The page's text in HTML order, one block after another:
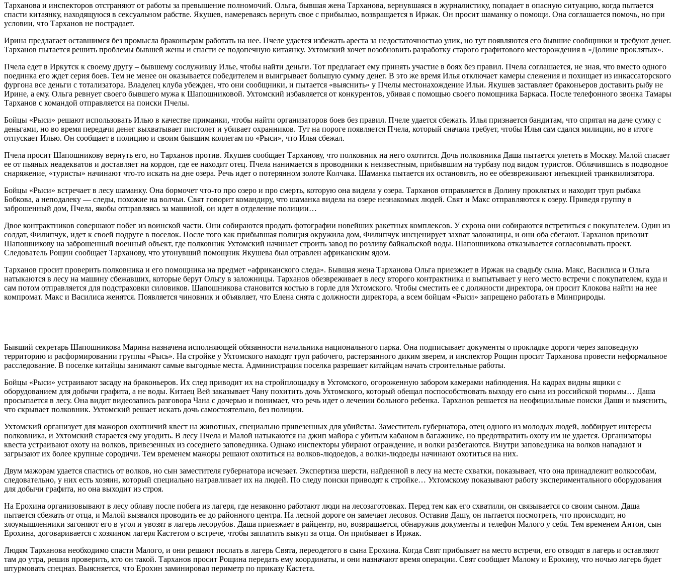
Тарханова и инспекторов отстраняют от работы за превышение полномочий. Ольга, бывшая жена Тарханова, вернувшаяся в журналистику, попадает в опасную ситуацию, когда пытается
спасти китаянку, находящуюся в сексуальном рабстве. Якушев, намереваясь вернуть свое с прибылью, возвращается в Иржак. Он просит шаманку о помощи. Она соглашается помочь, но при
условии, что Тарханов не пострадает.
Ирина предлагает оставшимся без промысла браконьерам работать на нее. Пчеле удается избежать ареста за недостаточностью улик, но тут появляются его бывшие сообщники и требуют денег.
Тарханов пытается решить проблемы бывшей жены и спасти ее подопечную китаянку. Ухтомский хочет возобновить разработку старого графитового месторождения в «Долине проклятых».
Пчела едет в Иркутск к своему другу – бывшему сослуживцу Илье, чтобы найти деньги. Тот предлагает ему принять участие в боях без правил. Пчела соглашается, не зная, что вместо одного
поединка его ждет серия боев. Тем не менее он оказывается победителем и выигрывает большую сумму денег. В это же время Илья отключает камеры слежения и похищает из инкассаторского
фургона все деньги с тотализатора. Владелец клуба убежден, что они сообщники, и пытается «выяснить» у Пчелы местонахождение Ильи. Якушев заставляет браконьеров доставить рыбу не
Ирине, а ему. Ольга ревнует своего бывшего мужа к Шапошниковой. Ухтомский избавляется от конкурентов, убивая с помощью своего помощника Баркаса. После телефонного звонка Тамары
Тарханов с командой отправляется на поиски Пчелы.
Бойцы «Рыси» решают использовать Илью в качестве приманки, чтобы найти организаторов боев без правил. Пчеле удается сбежать. Илья признается бандитам, что спрятал на даче сумку с
деньгами, но во время передачи денег выхватывает пистолет и убивает охранников. Тут на пороге появляется Пчела, который сначала требует, чтобы Илья сам сдался милиции, но в итоге
отпускает Илью. Он сообщает в полицию и своим бывшим коллегам по «Рыси», что Илья сбежал.
Пчела просит Шапошникову вернуть его, но Тарханов против. Якушев сообщает Тарханову, что полковник на него охотится. Дочь полковника Даша пытается улететь в Москву. Малой спасает
ее от пьяных неадекватов и доставляет на кордон, где ее находит отец. Пчела нанимается в проводники к неизвестным, прибывшим на турбазу под видом туристов. Облачившись в подводное
снаряжение, «туристы» начинают что-то искать на дне озера. Речь идет о потерянном золоте Колчака. Шаманка пытается их остановить, но ее обезвреживают инъекцией транквилизатора.
Бойцы «Рыси» встречает в лесу шаманку. Она бормочет что-то про озеро и про смерть, которую она видела у озера. Тарханов отправляется в Долину проклятых и находит труп рыбака
Бобкова, а неподалеку — следы, похожие на волчьи. Свят говорит командиру, что шаманка видела на озере незнакомых людей. Свят и Макс отправляются к озеру. Приведя группу в
заброшенный дом, Пчела, якобы отправляясь за машиной, он идет в отделение полиции…
Двое контрактников совершают побег из воинской части. Они собираются продать фотографии новейших ракетных комплексов. У схрона они собираются встретиться с покупателем. Один из
солдат, Филипчук, идет к своей подруге в поселок. После того как прибывшая полиция окружила дом, Филипчук инсценирует захват заложницы, и они оба сбегают. Тарханов привозит
Шапошникову на заброшенный военный объект, где полковник Ухтомский начинает строить завод по розливу байкальской воды. Шапошникова отказывается согласовывать проект.
Следователь Рощин сообщает Тарханову, что утонувший помощник Якушева был отравлен африканским ядом.
Тарханов просит проверить полковника и его помощника на предмет «африканского следа». Бывшая жена Тарханова Ольга приезжает в Иржак на свадьбу сына. Макс, Василиса и Ольга
натыкаются в лесу на машину сбежавших, которые берут Ольгу в заложницы. Тарханов обезвреживает в лесу второго контрактника и выпытывает у него место встречи с покупателем, куда и
сам потом отправляется для подстраховки силовиков. Шапошникова становится костью в горле для Ухтомского. Чтобы сместить ее с должности директора, он просит Клокова найти на нее
компромат. Макс и Василиса женятся. Появляется чиновник и объявляет, что Елена снята с должности директора, а всем бойцам «Рыси» запрещено работать в Минприроды.
Бывший секретарь Шапошникова Марина назначена исполняющей обязанности начальника национального парка. Она подписывает документы о прокладке дороги через заповедную
территорию и расформировании группы «Рысь». На стройке у Ухтомского находят труп рабочего, растерзанного диким зверем, и инспектор Рощин просит Тарханова провести неформальное
расследование. В поселке китайцы занимают самые выгодные места. Администрация поселка разрешает китайцам начать строительные работы.
Бойцы «Рыси» устраивают засаду на браконьеров. Их след приводит их на стройплощадку в Ухтомского, огороженную забором камерами наблюдения. На кадрах видны ящики с
оборудованием для добычи графита, а не воды. Китаец Вей заказывает Чану похитить дочь Ухтомского, который обещал поспособствовать выходу его сына из российской тюрьмы… Даша
просыпается в лесу. Она видит видеозапись разговора Чана с дочерью и понимает, что речь идет о лечении больного ребенка. Тарханов решается на неофициальные поиски Даши и выяснить,
что скрывает полковник. Ухтомский решает искать дочь самостоятельно, без полиции.
Ухтомский организует для мажоров охотничий квест на животных, специально привезенных для убийства. Заместитель губернатора, отец одного из молодых людей, лоббирует интересы
полковника, и Ухтомский старается ему угодить. В лесу Пчела и Малой натыкаются на джип майора с убитым кабаном в багажнике, но предотвратить охоту им не удается. Организаторы
квеста устраивают охоту на волков, привезенных из соседнего заповедника. Однако инспекторы убирают ограждение, и волки разбегаются. Внутри заповедника на волков нападают и
загрызают их более крупные сородичи. Тем временем мажоры решают охотиться на волков-людоедов, а волки-людоеды начинают охотиться на них.
Двум мажорам удается спастись от волков, но сын заместителя губернатора исчезает. Экспертиза шерсти, найденной в лесу на месте схватки, показывает, что она принадлежит волкособам,
следовательно, у них есть хозяин, который специально натравливает их на людей. По следу поиски приводят к стройке… Ухтомскому показывают работу экспериментального оборудования
для добычи графита, но она выходит из строя.
На Ерохина организовывают в лесу облаву после побега из лагеря, где незаконно работают люди на лесозаготовках. Перед тем как его схватили, он связывается со своим сыном. Даша
пытается сбежать от отца, и Малой вызвался проводить ее до районного центра. На лесной дороге он замечает лесовоз. Оставив Дашу, он пытается посмотреть, что происходит, но
злоумышленники загоняют его в угол и увозят в лагерь лесорубов. Даша приезжает в райцентр, но, возвращается, обнаружив документы и телефон Малого у себя. Тем временем Антон, сын
Ерохина, договаривается с хозяином лагеря Кастетом о встрече, чтобы заплатить выкуп за отца. Он прибывает в Иржак.
Людям Тарханова необходимо спасти Малого, и они решают послать в лагерь Свята, переодетого в сына Ерохина. Когда Свят прибывает на место встречи, его отводят в лагерь и оставляют
там до утра, решив проверить, кто он такой. Тарханов просит Рощина передать ему координаты, и они назначают время операции. Свят сообщает Малому и Ерохину, что ночью лагерь будет
штурмовать спецназ. Выясняется, что Ерохин заминировал периметр по приказу Кастета.